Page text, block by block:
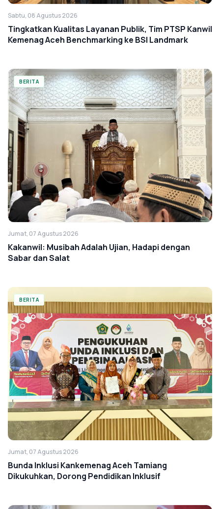
Sabtu, 08 Agustus 2026
Tingkatkan Kualitas Layanan Publik, Tim PTSP Kanwil
Kemenag Aceh Benchmarking ke BSI Landmark
BERITA
Jumat, 07 Agustus 2026
Kakanwil: Musibah Adalah Ujian, Hadapi dengan
Sabar dan Salat
BERITA
Jumat, 07 Agustus 2026
Bunda Inklusi Kankemenag Aceh Tamiang
Dikukuhkan, Dorong Pendidikan Inklusif